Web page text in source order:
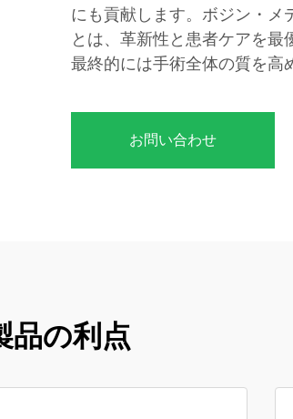
にも貢献します。ボジン・メ
とは、革新性と患者ケアを最
最終的には手術全体の質を高
お問い合わせ
品の利点